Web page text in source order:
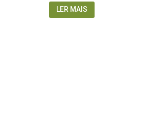
LER MAIS